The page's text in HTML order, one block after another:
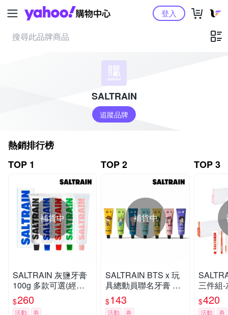
Yahoo購物中心登入
SALTRAIN
追蹤品牌
熱銷排行榜
TOP 1
補貨中
SALTRAIN 灰鹽牙膏
100g 多款可選(經典
薄荷/低氟淨護/積雪草
修護/清恬香檸/強效薄
$260
活動 券
TOP 2
補貨中
SALTRAIN BTS x 玩
具總動員聯名牙膏 70
g 任選-RM/Jin/SUGA/
j-hop/Jimin/V/Jung Ko
$143
活動 券
TOP 3
三件組
X1+牙
(經典薄
$420
活動 券